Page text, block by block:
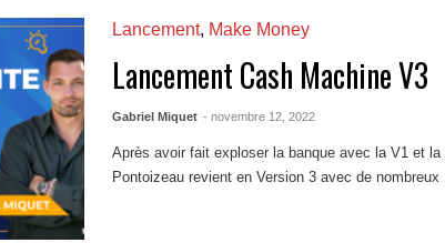
Lancement, Make Money
Lancement Cash Machine V3
Gabriel Miquet - novembre 12, 2022
Après avoir fait exploser la banque avec la V1 et
Pontoizeau revient en Version 3 avec de nombreux